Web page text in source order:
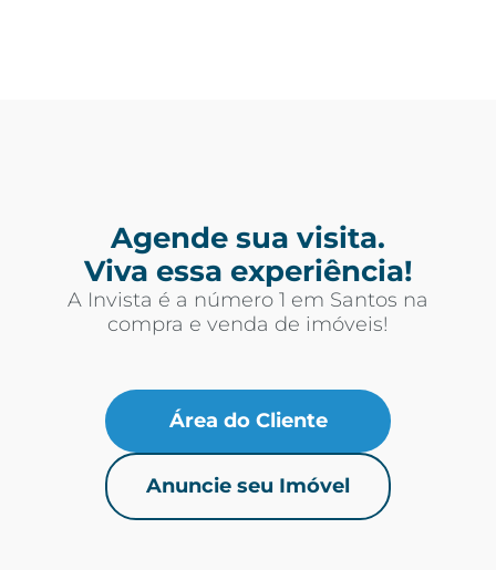
Agende sua visita.
Viva essa experiência!
A Invista é a número 1 em Santos na
compra e venda de imóveis!
Área do Cliente
Anuncie seu Imóvel